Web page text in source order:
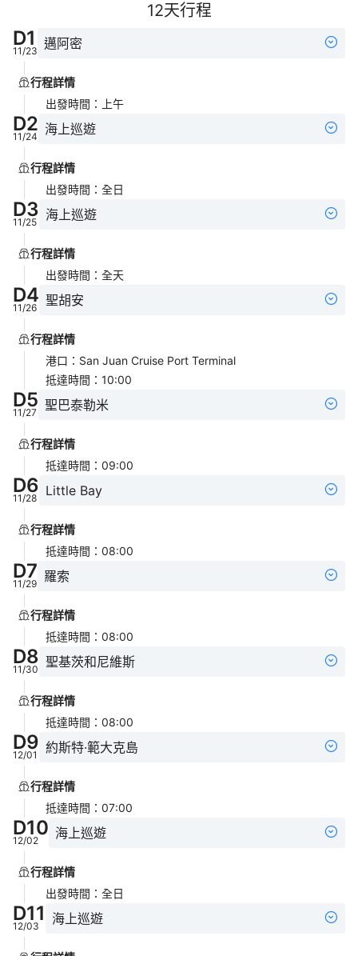
12天行程
D1
11/23 邁阿密
行程詳情
出發時間 ： 上午
D2
11/24 海上巡遊
行程詳情
出發時間 ： 全日
D3
11/25 海上巡遊
行程詳情
出發時間 ： 全天
D4
11/26 聖胡安
行程詳情
港口 ： San Juan Cruise Port Terminal
抵達時間 ： 10:00
D5
11/27 聖巴泰勒米
行程詳情
抵達時間 ： 09:00
D6
11/28 Little Bay
行程詳情
抵達時間 ： 08:00
D7
11/29 羅索
行程詳情
抵達時間 ： 08:00
D8
11/30 聖基茨和尼維斯
行程詳情
抵達時間 ： 08:00
D9
12/01 約斯特·範大克島
行程詳情
抵達時間 ： 07:00
D10
12/02 海上巡遊
行程詳情
出發時間 ： 全日
D11
12/03 海上巡遊